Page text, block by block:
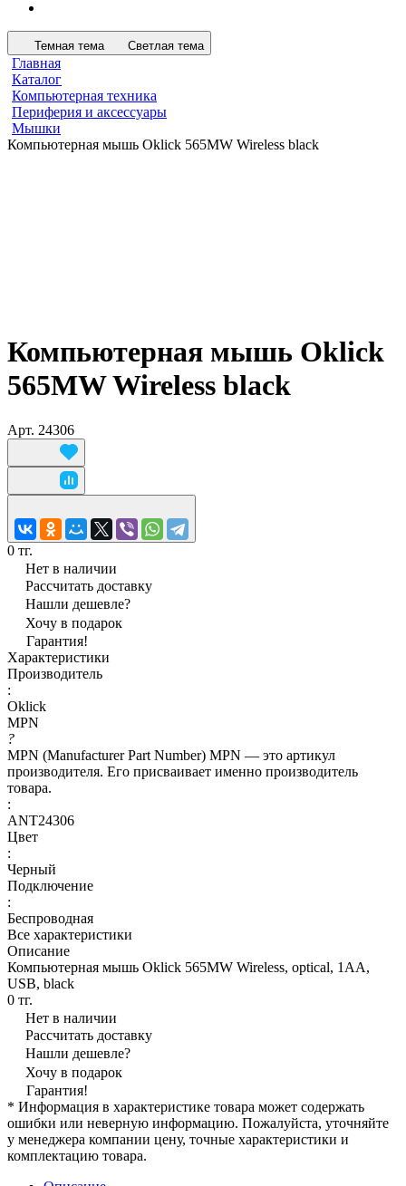
Темная тема Светлая тема
Главная
Каталог
Компьютерная техника
Периферия и аксессуары
Мышки
Компьютерная мышь Oklick 565MW Wireless black
Компьютерная мышь Oklick
565MW Wireless black
Арт. 24306
0 тг.
Нет в наличии
Рассчитать доставку
Нашли дешевле?
Хочу в подарок
Гарантия!
Характеристики
Производитель
:
Oklick
MPN
?
MPN (Manufacturer Part Number) MPN — это артикул
производителя. Его присваивает именно производитель
товара.
:
ANT24306
Цвет
:
Черный
Подключение
:
Беспроводная
Все характеристики
Описание
Компьютерная мышь Oklick 565MW Wireless, optical, 1AA,
USB, black
0 тг.
Нет в наличии
Рассчитать доставку
Нашли дешевле?
Хочу в подарок
Гарантия!
* Информация в характеристике товара может содержать
ошибки или неверную информацию. Пожалуйста, уточняйте
у менеджера компании цену, точные характеристики и
комплектацию товара.